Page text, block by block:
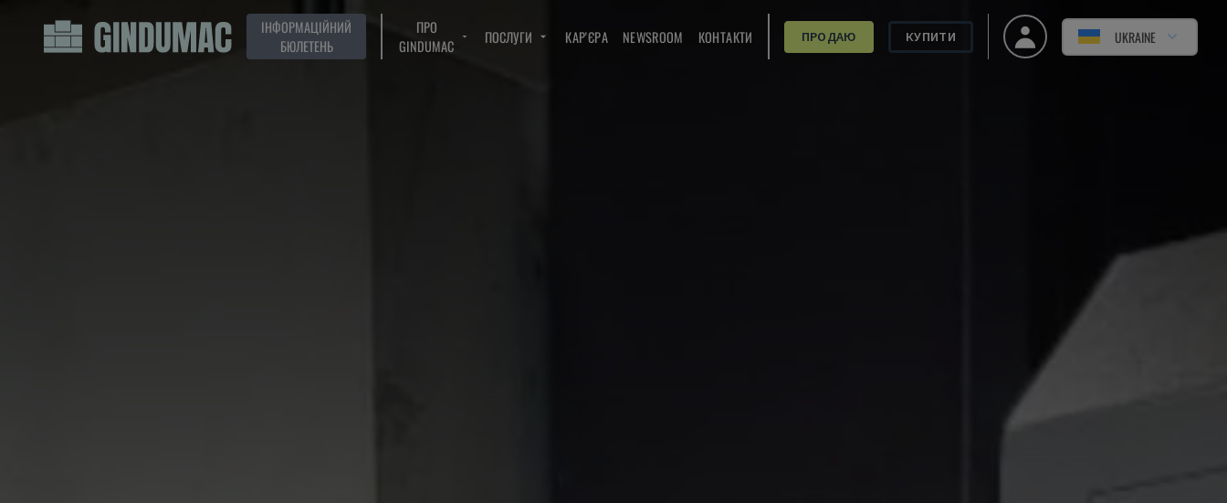
ІНФОРМАЦІЙНИЙ
БЮЛЕТЕНЬ
ПРО
GINDUMAC
ПОСЛУГИ КАР'ЄРА NEWSROOM КОНТАКТИ ПРОДАЮ КУПИТИ UKRAINE